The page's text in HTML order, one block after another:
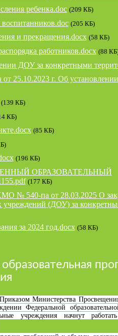
ребенка.doc (209 КБ)
(205 КБ)
и прекращения.docx (58 КБ)
работников.docx (88
ДОУ за конкретными
25.10.2023 г. Об
(139 КБ)
КБ)
(85 КБ)
(196 КБ)
ОБРАЗОВАТЕЛЬНЫЙ
(177 КБ)
№ 540-па от 28.03.2025 О
учреждений (ДОУ) за
за 2024 год.docx (58 КБ)
Министерства
Федеральной
учреждения начнут